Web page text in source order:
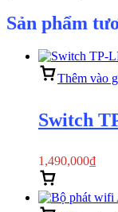
Sản phẩm
Thêm vào
Switch
1,490,000₫